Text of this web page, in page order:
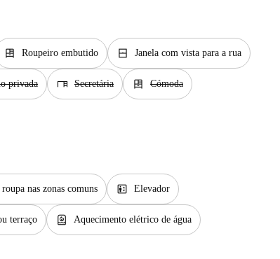
dresser Roupeiro embutido window_closed Janela com vista para a rua
privada desk Secretária dresser Cómoda
nas zonas comuns elevator Elevador
terraço water_heater Aquecimento elétrico de água